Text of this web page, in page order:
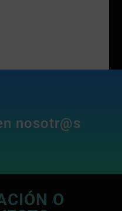
nosotr@s
O